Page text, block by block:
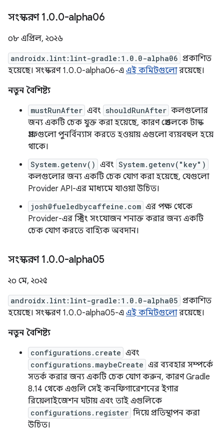
সংস্করণ 1.0.0-alpha06
০৮ এপ্রিল, ২০২৬
androidx.lint:lint-gradle:1.0.0-alpha06 প্রকাশিত
হয়েছে। সংস্করণ 1.0.0-alpha06-এ এই কমিটগুলোরয়েছে।
নতুন বৈশিষ্ট্য
mustRunAfter এবং shouldRunAfter কলগুলোর
জন্য একটি চেক যুক্ত করা হয়েছে, কারণ গ্রেডলকে টাস্ক
গ্রাফগুলো পুনর্বিন্যাস করতে হওয়ায় এগুলো ব্যয়বহুল হয়ে
থাকে।
System.getenv() এবং System.getenv("key")
কলগুলোর জন্য একটি চেক যোগ করা হয়েছে, যেগুলো
Provider API-এর মাধ্যমে যাওয়া উচিত।
josh@fueledbycaffeine.com এর পক্ষ থেকে
Provider-এর স্ট্রিং সংযোজন শনাক্ত করার জন্য একটি
চেক যোগ করতে বাহ্যিক অবদান।
সংস্করণ 1.0.0-alpha05
২০ মে, ২০২৫
androidx.lint:lint-gradle:1.0.0-alpha05 প্রকাশিত
হয়েছে। সংস্করণ 1.0.0-alpha05-এ এই কমিটগুলোরয়েছে।
নতুন বৈশিষ্ট্য
configurations.create এবং
configurations.maybeCreate এর ব্যবহার সম্পর্কে
সতর্ক করার জন্য একটি চেক যোগ করুন, কারণ Gradle
8.14 থেকে এগুলি সেই কনফিগারেশনের ইগার
রিয়েলাইজেশন ঘটায় এবং তাই এগুলিকে
configurations.register দিয়ে প্রতিস্থাপন করা
উচিত।